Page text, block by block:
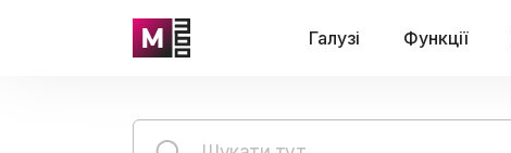
Галузі Функції